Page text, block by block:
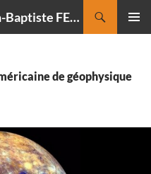
CIELMANIA : le blog de Jean-Baptiste FELDMANN, photographe du ciel
de géophysique